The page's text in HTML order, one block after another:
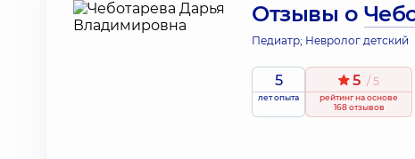
Отзывы о
Педиатр; Невролог детский
5
лет опыта
5 / 5
рейтингна основе
168 отзывов